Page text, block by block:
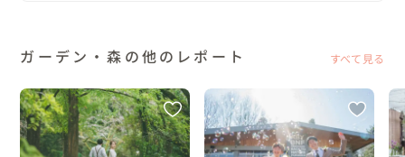
ガーデン・森の他のレポート すべて見る